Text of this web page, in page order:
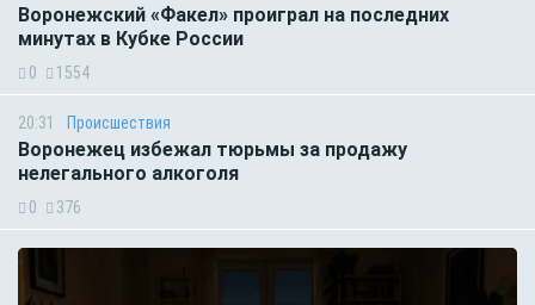
Воронежский «Факел» проиграл на последних
минутах в Кубке России
0 1554
20:31 Происшествия
Воронежец избежал тюрьмы за продажу
нелегального алкоголя
0 376